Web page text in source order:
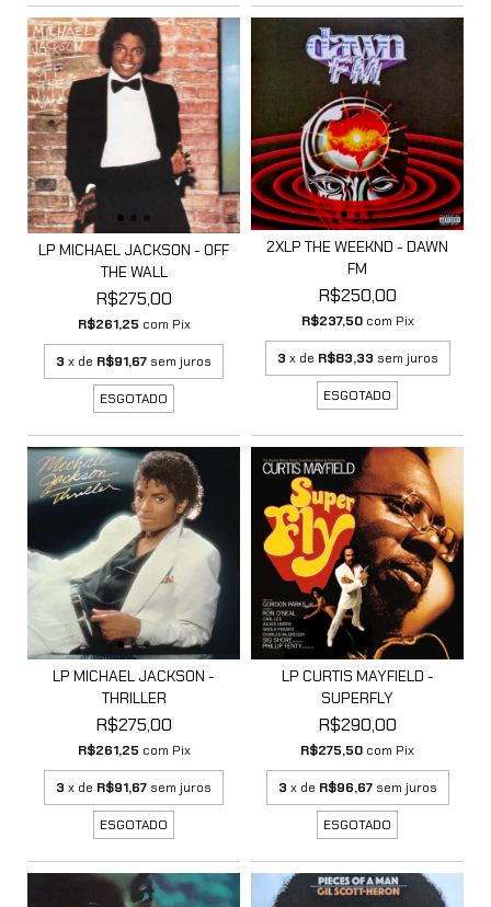
LP MICHAEL JACKSON - OFF
THE WALL
R$275,00
R$261,25 com Pix
3 x de R$91,67 sem juros
ESGOTADO
2XLP THE WEEKND - DAWN
FM
R$250,00
R$237,50 com Pix
3 x de R$83,33 sem juros
ESGOTADO
LP MICHAEL JACKSON -
THRILLER
R$275,00
R$261,25 com Pix
3 x de R$91,67 sem juros
ESGOTADO
LP CURTIS MAYFIELD -
SUPERFLY
R$290,00
R$275,50 com Pix
3 x de R$96,67 sem juros
ESGOTADO